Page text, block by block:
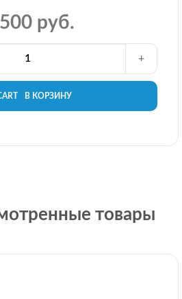
руб.
В КОРЗИНУ
+
товары